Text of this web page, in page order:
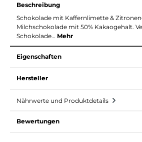
Beschreibung
Schokolade mit Kaffernlimette &
Milchschokolade mit 50% Kakaogehalt.
Schokolade… Mehr
Eigenschaften
Hersteller
Nährwerte und Produktdetails
Bewertungen